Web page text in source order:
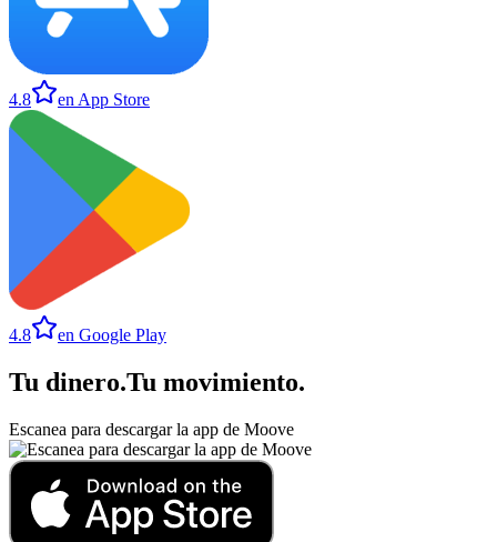
4.8 en App Store
4.8 en Google Play
Tu dinero.Tu movimiento.
Escanea para descargar la app de Moove